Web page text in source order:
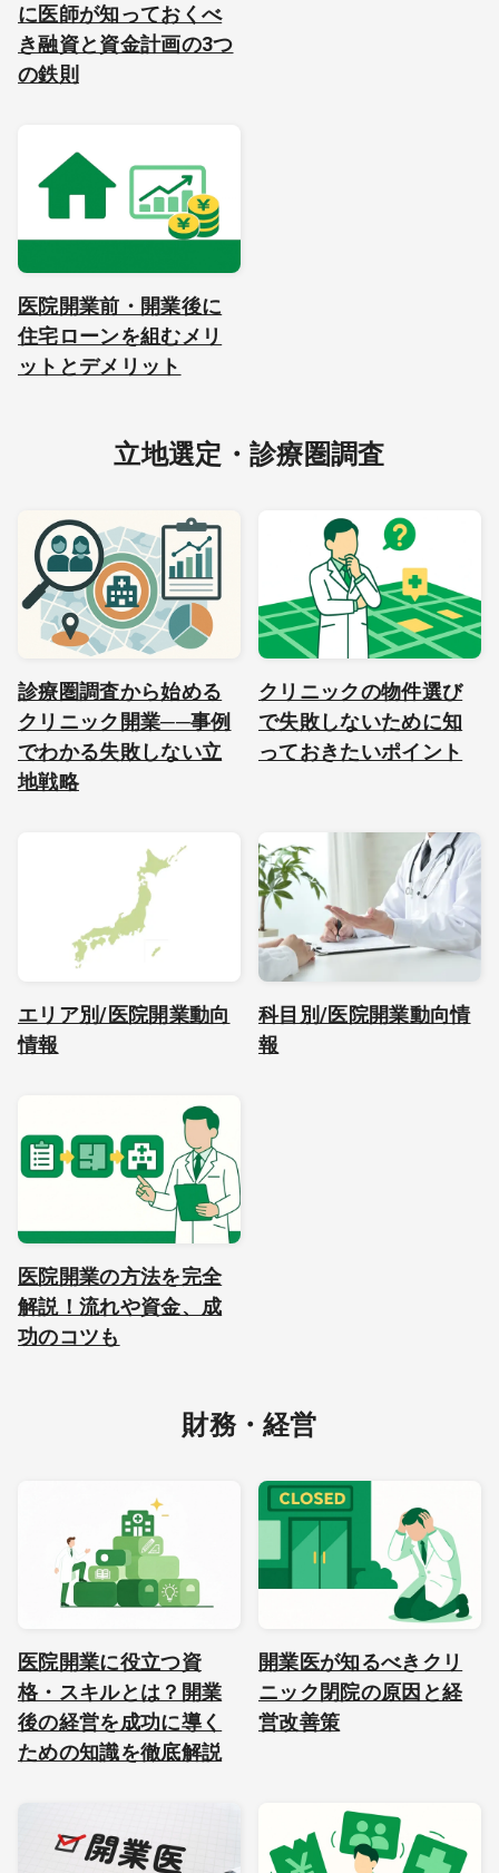
に医師が知っておくべ
き融資と資金計画の3つ
の鉄則
医院開業前・開業後に
住宅ローンを組むメリ
ットとデメリット
立地選定・診療圏調査
診療圏調査から始める
クリニック開業──事例
でわかる失敗しない立
地戦略
クリニックの物件選び
で失敗しないために知
っておきたいポイント
エリア別/医院開業動向
情報
科目別/医院開業動向情
報
医院開業の方法を完全
解説！流れや資金、成
功のコツも
財務・経営
医院開業に役立つ資
格・スキルとは？開業
後の経営を成功に導く
ための知識を徹底解説
開業医が知るべきクリ
ニック閉院の原因と経
営改善策